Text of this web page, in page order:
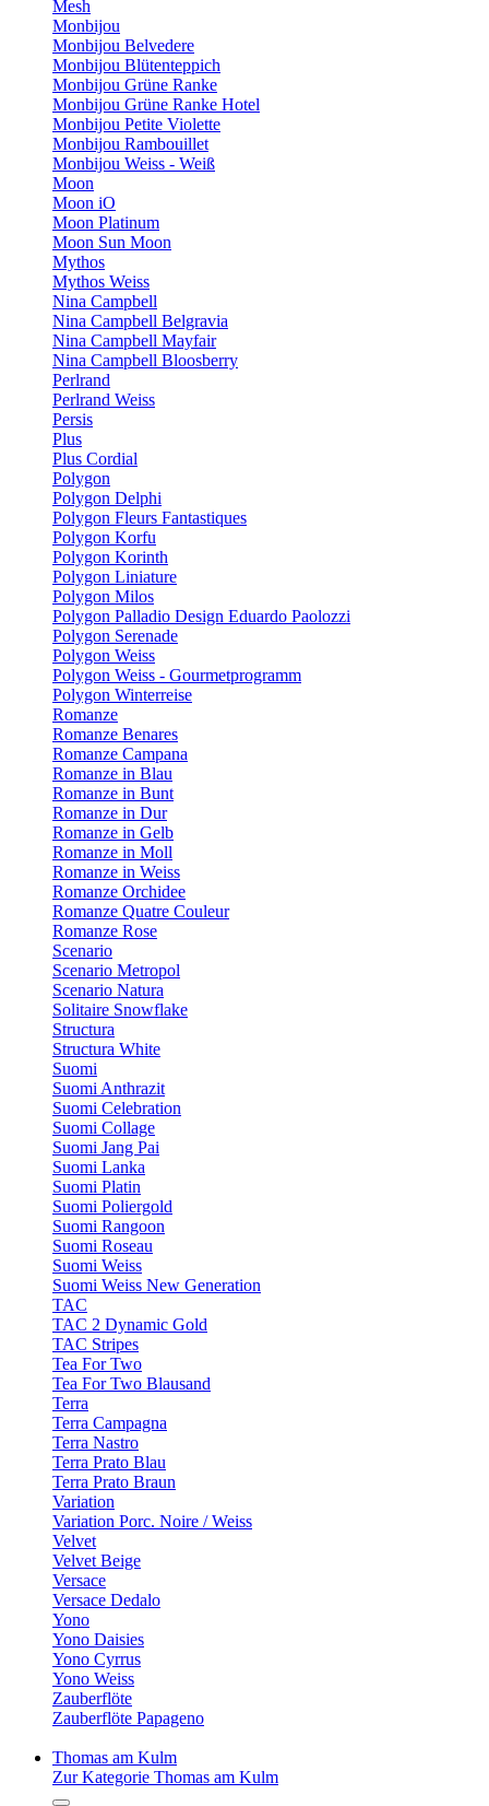
Mesh
Monbijou
Monbijou Belvedere
Monbijou Blütenteppich
Monbijou Grüne Ranke
Monbijou Grüne Ranke Hotel
Monbijou Petite Violette
Monbijou Rambouillet
Monbijou Weiss - Weiß
Moon
Moon iO
Moon Platinum
Moon Sun Moon
Mythos
Mythos Weiss
Nina Campbell
Nina Campbell Belgravia
Nina Campbell Mayfair
Nina Campbell Bloosberry
Perlrand
Perlrand Weiss
Persis
Plus
Plus Cordial
Polygon
Polygon Delphi
Polygon Fleurs Fantastiques
Polygon Korfu
Polygon Korinth
Polygon Liniature
Polygon Milos
Polygon Palladio Design Eduardo Paolozzi
Polygon Serenade
Polygon Weiss
Polygon Weiss - Gourmetprogramm
Polygon Winterreise
Romanze
Romanze Benares
Romanze Campana
Romanze in Blau
Romanze in Bunt
Romanze in Dur
Romanze in Gelb
Romanze in Moll
Romanze in Weiss
Romanze Orchidee
Romanze Quatre Couleur
Romanze Rose
Scenario
Scenario Metropol
Scenario Natura
Solitaire Snowflake
Structura
Structura White
Suomi
Suomi Anthrazit
Suomi Celebration
Suomi Collage
Suomi Jang Pai
Suomi Lanka
Suomi Platin
Suomi Poliergold
Suomi Rangoon
Suomi Roseau
Suomi Weiss
Suomi Weiss New Generation
TAC
TAC 2 Dynamic Gold
TAC Stripes
Tea For Two
Tea For Two Blausand
Terra
Terra Campagna
Terra Nastro
Terra Prato Blau
Terra Prato Braun
Variation
Variation Porc. Noire / Weiss
Velvet
Velvet Beige
Versace
Versace Dedalo
Yono
Yono Daisies
Yono Cyrrus
Yono Weiss
Zauberflöte
Zauberflöte Papageno
Thomas am Kulm
Zur Kategorie Thomas am Kulm